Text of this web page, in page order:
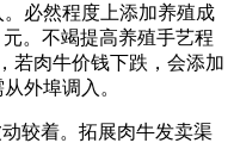
必然程度上添加养殖成
。不竭提高养殖手艺程
若肉牛价钱下跌，会添加
外埠调入。
较着。拓展肉牛发卖渠